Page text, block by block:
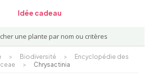
Idée cadeau
une plante par nom ou critères
> Biodiversité >
Encyclopédie des
> Chrysactinia